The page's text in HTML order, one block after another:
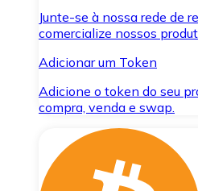
Junte-se à nossa rede de
comercialize nossos
Adicionar um Token
Adicione o token do seu
compra, venda e swap.